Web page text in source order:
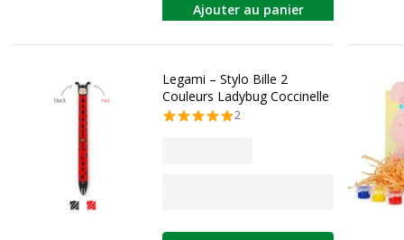
Ajouter au panier
Legami – Stylo Bille 2
Couleurs Ladybug Coccinelle
2